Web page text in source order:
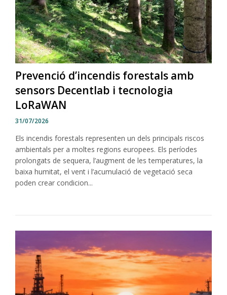
Prevenció d’incendis forestals amb
sensors Decentlab i tecnologia
LoRaWAN
31/07/2026
Els incendis forestals representen un dels principals riscos
ambientals per a moltes regions europees. Els períodes
prolongats de sequera, l’augment de les temperatures, la
baixa humitat, el vent i l’acumulació de vegetació seca
poden crear condicion...